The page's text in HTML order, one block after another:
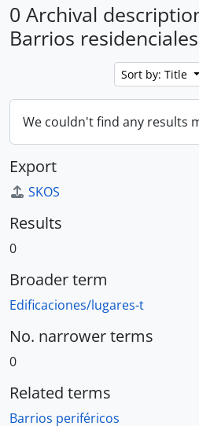
0 Archival
Barrios residenciales
Sort by: Title
We couldn't find any results
Export
SKOS
Results
0
Broader term
Edificaciones/lugares-t
No. narrower terms
0
Related terms
Barrios periféricos